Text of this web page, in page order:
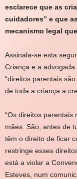
esclarece que as
cuidadores” e que
mecanismo legal
Assinala-se esta
Criança e a
“direitos parentais
de toda a criança a
“Os direitos parentais
mães. São, antes de
têm o direito de ficar
restringe esses
está a violar a
Esteves, num